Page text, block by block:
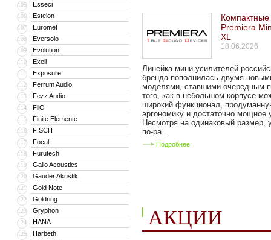
105 Esseci
106 Estelon
107 Euromet
108 Eversolo
109 Evolution
110 Exell
111 Exposure
112 Ferrum Audio
113 Fezz Audio
114 FiiO
115 Finite Elemente
116 FISCH
117 Focal
118 Furutech
119 Gallo Acoustics
120 Gauder Akustik
121 Gold Note
122 Goldring
123 Gryphon
124 HANA
125 Harbeth
Компактные
Premiera
XL
18.06.2026
Линейка мини-усилителей
бренда пополнилась двумя
моделями, ставшими очередным
того, как в небольшом корпусе
широкий функционал,
эргономику и достаточно мощное
Несмотря на одинаковый размер,
по-ра...
Подробнее
АКЦИИ